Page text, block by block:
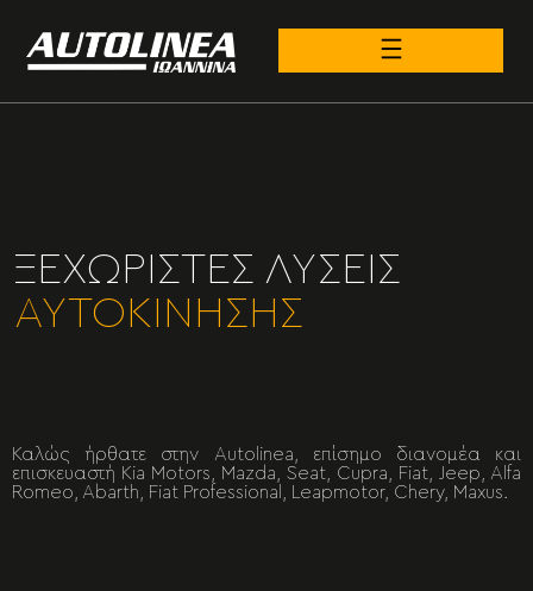
ΞΕΧΩΡΙΣΤΕΣ ΛΥΣΕΙΣ
ΑΥΤΟΚΙΝΗΣΗΣ
Καλώς ήρθατε στην Autolinea, επίσημο διανομέα και
επισκευαστή Kia Motors, Mazda, Seat, Cupra, Fiat, Jeep, Alfa
Romeo, Abarth, Fiat Professional, Leapmotor, Chery, Maxus.